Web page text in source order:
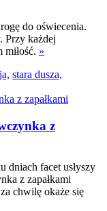
do oświecenia.
Przy każdej
miłość. »
stara dusza,
z
dniach facet usłyszy
z zapałkami
chwilę okaże się